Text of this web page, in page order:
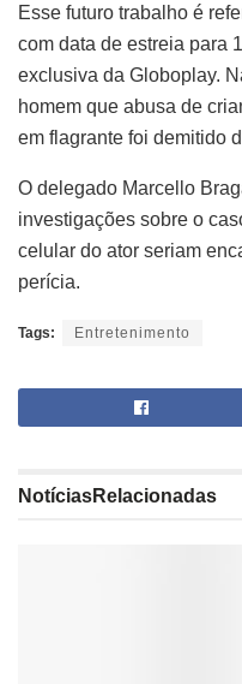
Esse futuro trabalho é
com data de estreia para
exclusiva da Globoplay.
homem que abusa de
em flagrante foi demitido
O delegado Marcello
investigações sobre o
celular do ator seriam
perícia.
Tags: Entretenimento
NotíciasRelacionadas